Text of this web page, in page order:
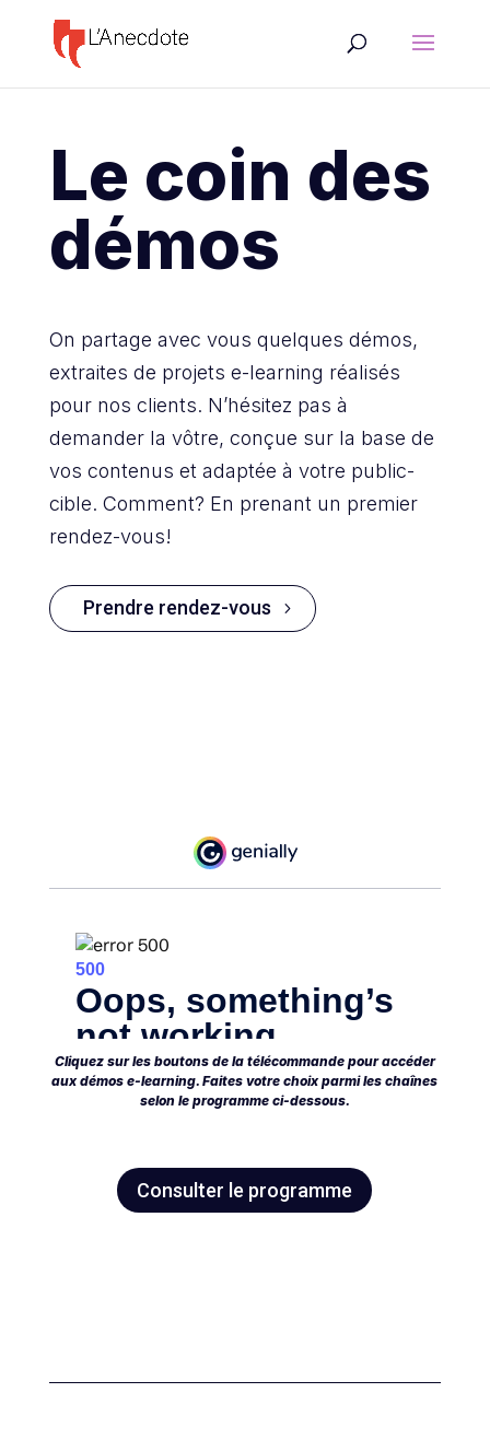
Le coin des
démos
On partage avec vous quelques démos,
extraites de projets e-learning réalisés
pour nos clients. N’hésitez pas à
demander la vôtre, conçue sur la base de
vos contenus et adaptée à votre public-
cible. Comment? En prenant un premier
rendez-vous!
Prendre rendez-vous
Cliquez sur les boutons de la télécommande pour accéder
aux démos e-learning. Faites votre choix parmi les chaînes
selon le programme ci-dessous.
Consulter le programme